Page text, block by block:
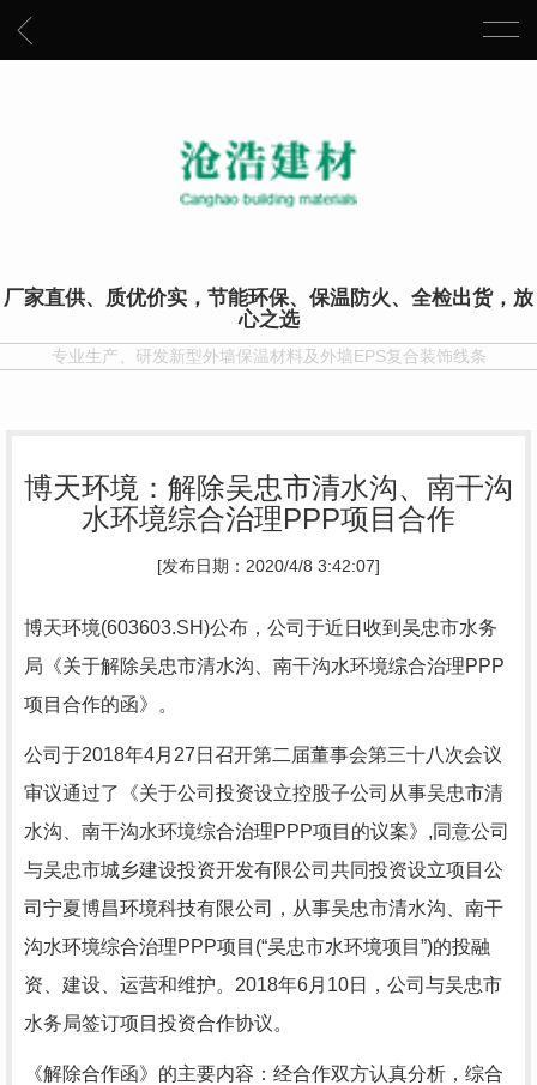
厂家直供、质优价实，节能环保、保温防火、全检出货，放
心之选
专业生产、研发新型外墙保温材料及外墙EPS复合装饰线条
博天环境：解除吴忠市清水沟、南干沟
水环境综合治理PPP项目合作
[发布日期：2020/4/8 3:42:07]
博天环境(603603.SH)公布，公司于近日收到吴忠市水务
局《关于解除吴忠市清水沟、南干沟水环境综合治理PPP
项目合作的函》。
公司于2018年4月27日召开第二届董事会第三十八次会议
审议通过了《关于公司投资设立控股子公司从事吴忠市清
水沟、南干沟水环境综合治理PPP项目的议案》,同意公司
与吴忠市城乡建设投资开发有限公司共同投资设立项目公
司宁夏博昌环境科技有限公司，从事吴忠市清水沟、南干
沟水环境综合治理PPP项目(“吴忠市水环境项目”)的投融
资、建设、运营和维护。2018年6月10日，公司与吴忠市
水务局签订项目投资合作协议。
《解除合作函》的主要内容：经合作双方认真分析，综合